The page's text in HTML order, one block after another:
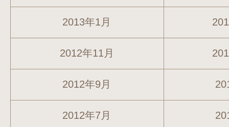
2013年1月
2012年11月
2012年9月
2012年7月